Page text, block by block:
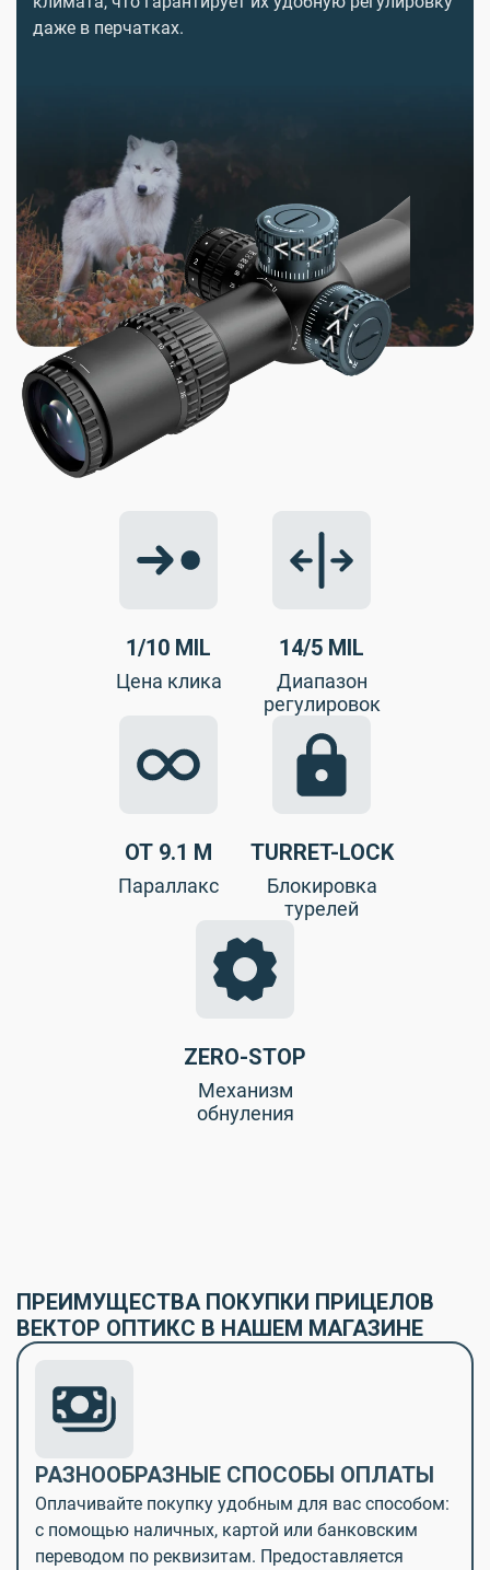
даже в перчатках.
1/10 MIL
Цена клика
14/5 MIL
Диапазон
регулировок
ОТ 9.1 М
Параллакс
TURRET-LOCK
Блокировка
турелей
ZERO-STOP
Меxанизм
обнуления
ПРЕИМУЩЕСТВА ПОКУПКИ ПРИЦЕЛОВ
ВЕКТОР ОПТИКС В НАШЕМ МАГАЗИНЕ
РАЗНООБРАЗНЫЕ СПОСОБЫ ОПЛАТЫ
Оплачивайте покупку удобным для вас способом:
с помощью наличных, картой или банковским
переводом по реквизитам. Предоставляется